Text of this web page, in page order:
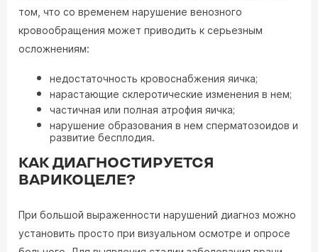
том, что со временем нарушение венозного
кровообращения может приводить к серьезным
осложнениям:
недостаточность кровоснабжения яичка;
нарастающие склеротические изменения в нем;
частичная или полная атрофия яичка;
нарушение образования в нем сперматозоидов и
развитие бесплодия.
КАК ДИАГНОСТИРУЕТСЯ
ВАРИКОЦЕЛЕ?
При большой выраженности нарушений диагноз можно
установить просто при визуальном осмотре и опросе